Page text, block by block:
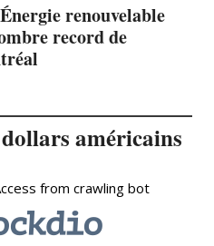
renouvelable
record de
américains